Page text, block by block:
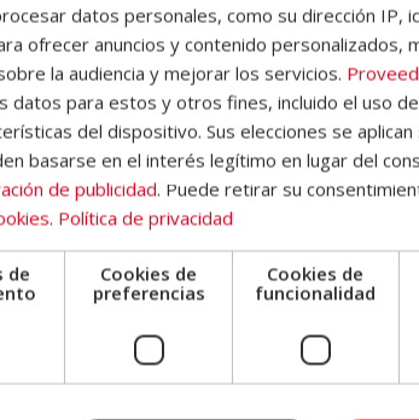
facilita que se exploren respuestas en mayor
más personalizada.
una serie de preguntas preestablecidas, pero
y profundizar en algunos aspectos clave.
rígido, sino quedeja que la conversación
del candidato y su capacidad de
datos personales, como su dirección IP,
ofrecer anuncios y contenido personalizados,
la audiencia y mejorar los servicios.
datos para estos y otros fines, incluido el uso
del dispositivo. Sus elecciones se
basarse en el interés legítimo en lugar del
de publicidad. Puede retirar su
. Política de privacidad
de
Cookies de
preferencias
Cookies de
funcionalidad